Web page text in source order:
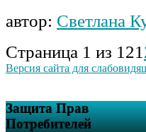
автор: Светлана
Страница 1 из 121
Версия сайта для
Защита Прав
Потребителей